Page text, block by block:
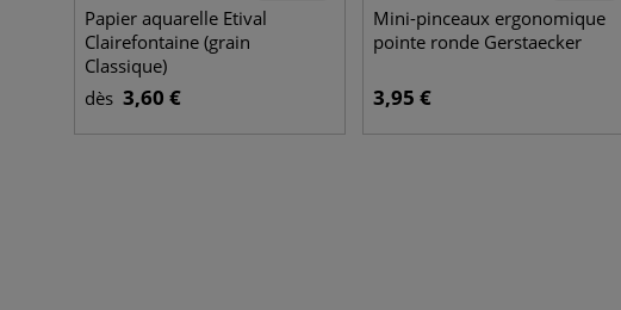
Papier aquarelle Etival
Clairefontaine (grain
Classique)
dès 3,60 €
Mini-pinceaux ergonomique
pointe ronde Gerstaecker
3,95 €